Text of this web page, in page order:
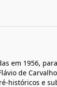
em 1956,
de
históricos e